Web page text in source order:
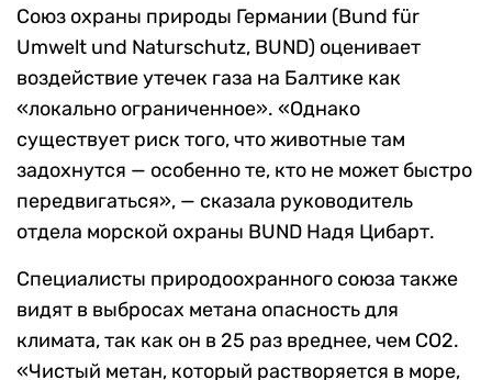
Союз охраны природы Германии (Bund für
Umwelt und Naturschutz, BUND) оценивает
воздействие утечек газа на Балтике как
«локально ограниченное». «Однако
существует риск того, что животные там
задохнутся — особенно те, кто не может быстро
передвигаться», — сказала руководитель
отдела морской охраны BUND Надя Цибарт.
Специалисты природоохранного союза также
видят в выбросах метана опасность для
климата, так как он в 25 раз вреднее, чем CO2.
«Чистый метан, который растворяется в море,